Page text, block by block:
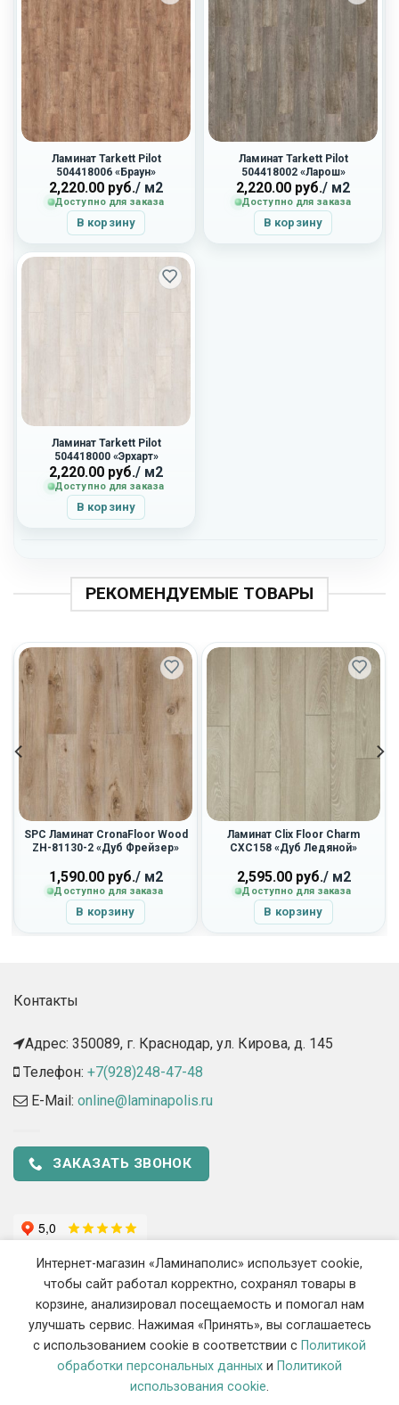
Ламинат Tarkett Pilot
504418006 «Браун»
2,220.00 руб./ м2
Доступно для заказа
В корзину
Ламинат Tarkett Pilot
504418002 «Ларош»
2,220.00 руб./ м2
Доступно для заказа
В корзину
Ламинат Tarkett Pilot
504418000 «Эрхарт»
2,220.00 руб./ м2
Доступно для заказа
В корзину
РЕКОМЕНДУЕМЫЕ ТОВАРЫ
SPC Ламинат CronaFloor Wood
ZH-81130-2 «Дуб Фрейзер»
1,590.00руб./ м2
Доступно для заказа
В корзину
Ламинат Clix Floor Charm
CXC158 «Дуб Ледяной»
2,595.00руб./ м2
Доступно для заказа
В корзину
Контакты
Адрес: 350089, г. Краснодар, ул. Кирова, д. 145​
Телефон: +7(928)248-47-48
E-Mail: online@laminapolis.ru
ЗАКАЗАТЬ ЗВОНОК
2018 - 2026 ©«Ламинаполис» — Интернет-магазин напольных
покрытий
Интернет-магазин «Ламинаполис» использует cookie,
чтобы сайт работал корректно, сохранял товары в
корзине, анализировал посещаемость и помогал нам
улучшать сервис. Нажимая «Принять», вы соглашаетесь
с использованием cookie в соответствии с Политикой
обработки персональных данных и Политикой
использования cookie.